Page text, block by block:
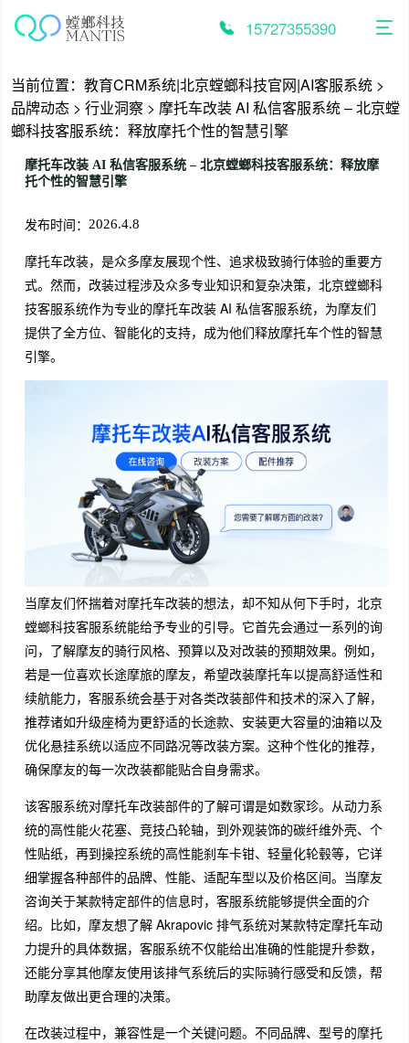
15727355390
当前位置： 教育CRM系统|北京螳螂科技官网|AI客服系统 >
品牌动态 > 行业洞察 > 摩托车改装 AI 私信客服系统 – 北京螳
螂科技客服系统：释放摩托个性的智慧引擎
摩托车改装 AI 私信客服系统 – 北京螳螂科技客服系统：释放摩
托个性的智慧引擎
发布时间： 2026.4.8
摩托车改装，是众多摩友展现个性、追求极致骑行体验的重要方
式。然而，改装过程涉及众多专业知识和复杂决策，北京螳螂科
技客服系统作为专业的摩托车改装 AI 私信客服系统，为摩友们
提供了全方位、智能化的支持，成为他们释放摩托车个性的智慧
引擎。
当摩友们怀揣着对摩托车改装的想法，却不知从何下手时，北京
螳螂科技客服系统能给予专业的引导。它首先会通过一系列的询
问，了解摩友的骑行风格、预算以及对改装的预期效果。例如，
若是一位喜欢长途摩旅的摩友，希望改装摩托车以提高舒适性和
续航能力，客服系统会基于对各类改装部件和技术的深入了解，
推荐诸如升级座椅为更舒适的长途款、安装更大容量的油箱以及
优化悬挂系统以适应不同路况等改装方案。这种个性化的推荐，
确保摩友的每一次改装都能贴合自身需求。
该客服系统对摩托车改装部件的了解可谓是如数家珍。从动力系
统的高性能火花塞、竞技凸轮轴，到外观装饰的碳纤维外壳、个
性贴纸，再到操控系统的高性能刹车卡钳、轻量化轮毂等，它详
细掌握各种部件的品牌、性能、适配车型以及价格区间。当摩友
咨询关于某款特定部件的信息时，客服系统能够提供全面的介
绍。比如，摩友想了解 Akrapovic 排气系统对某款特定摩托车动
力提升的具体数据，客服系统不仅能给出准确的性能提升参数，
还能分享其他摩友使用该排气系统后的实际骑行感受和反馈，帮
助摩友做出更合理的决策。
在改装过程中，兼容性是一个关键问题。不同品牌、型号的摩托